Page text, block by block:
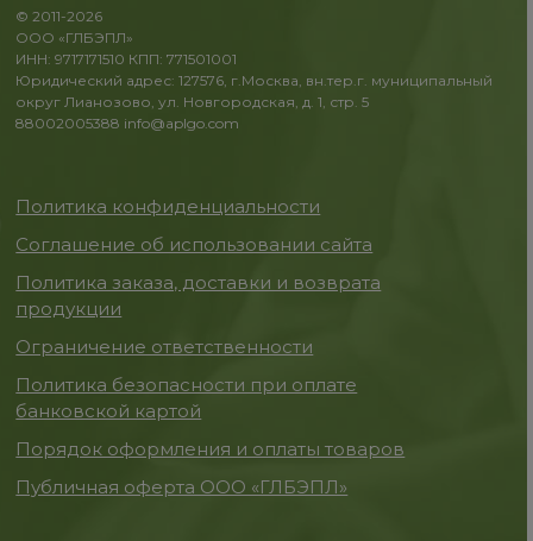
© 2011-2026
ООО «ГЛБЭПЛ»
ИНН: 9717171510 КПП: 771501001
Юридический адрес: 127576, г.Москва, вн.тер.г. муниципальный
округ Лианозово, ул. Новгородская, д. 1, стр. 5
88002005388 info@aplgo.com
Политика конфиденциальности
Соглашение об использовании сайта
Политика заказа, доставки и возврата
продукции
Ограничение ответственности
Политика безопасности при оплате
банковской картой
Порядок оформления и оплаты товаров
Публичная оферта ООО «ГЛБЭПЛ»